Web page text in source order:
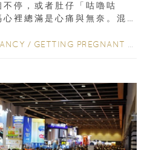
停，或者肚仔「咕嚕咕
裡總滿是心痛與無奈。混
/ GETTING PREGNANT